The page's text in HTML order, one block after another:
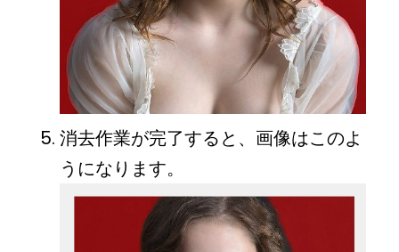
消去作業が完了すると、画像はこのよ
うになります。